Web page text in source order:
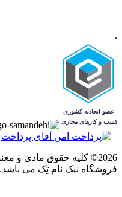
.
2026© کلیه حقوق مادی و
فروشگاه نیک نام تِک می باشد.